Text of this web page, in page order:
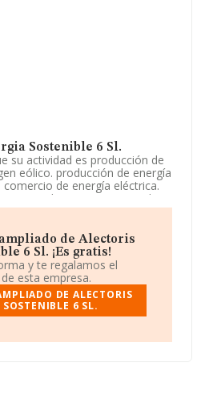
Sostenible 6 Sl.
su actividad es producción de
eólico. producción de energía
de energía eléctrica.
en el Registro Mercantil
La actividad de referencia
empresa no tiene actividad en
elaborado por
los niveles de facturación de la
la empresa ha caído 28
pasando del 266 al 294.
Dehesa de Los
de Alectoris
6 Sl. ¡Es gratis!
y te regalamos el
esta empresa.
DE ALECTORIS
SOSTENIBLE 6 SL.